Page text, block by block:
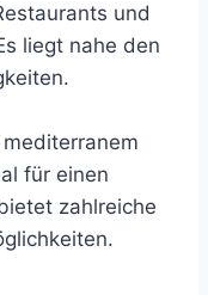
und
liegt nahe den
für einen
zahlreiche